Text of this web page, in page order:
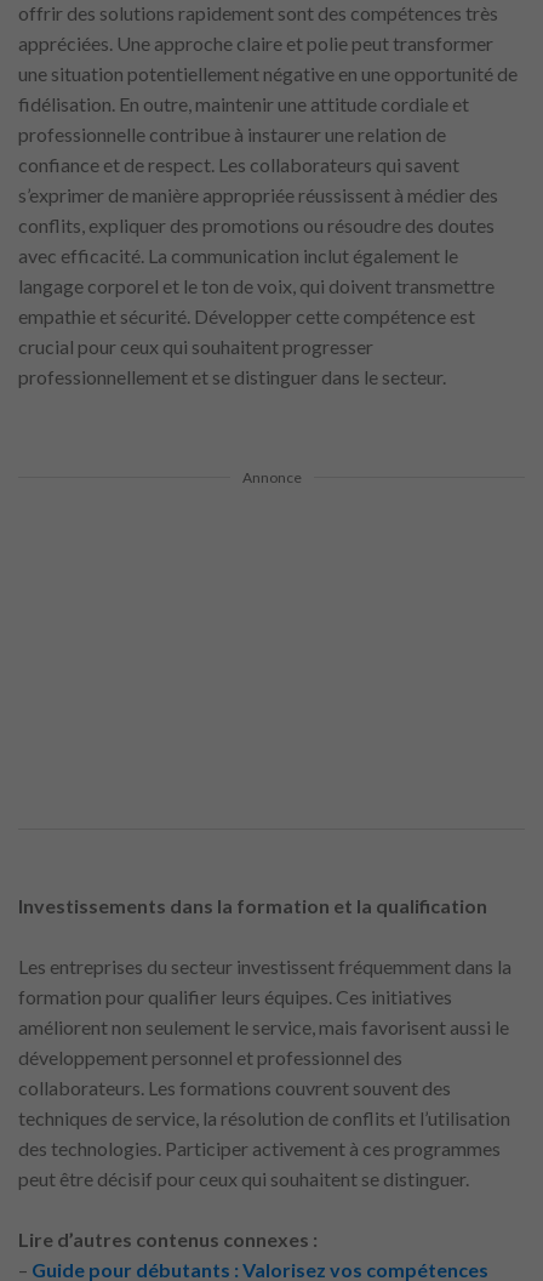
offrir des solutions rapidement sont des compétences très
appréciées. Une approche claire et polie peut transformer
une situation potentiellement négative en une opportunité de
fidélisation. En outre, maintenir une attitude cordiale et
professionnelle contribue à instaurer une relation de
confiance et de respect. Les collaborateurs qui savent
s’exprimer de manière appropriée réussissent à médier des
conflits, expliquer des promotions ou résoudre des doutes
avec efficacité. La communication inclut également le
langage corporel et le ton de voix, qui doivent transmettre
empathie et sécurité. Développer cette compétence est
crucial pour ceux qui souhaitent progresser
professionnellement et se distinguer dans le secteur.
Annonce
Investissements dans la formation et la qualification
Les entreprises du secteur investissent fréquemment dans la
formation pour qualifier leurs équipes. Ces initiatives
améliorent non seulement le service, mais favorisent aussi le
développement personnel et professionnel des
collaborateurs. Les formations couvrent souvent des
techniques de service, la résolution de conflits et l’utilisation
des technologies. Participer activement à ces programmes
peut être décisif pour ceux qui souhaitent se distinguer.
Lire d’autres contenus connexes :
– Guide pour débutants : Valorisez vos compétences